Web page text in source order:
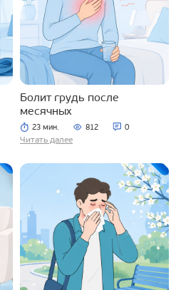
Болит грудь после
месячных
23 мин. 812 0
Читать далее